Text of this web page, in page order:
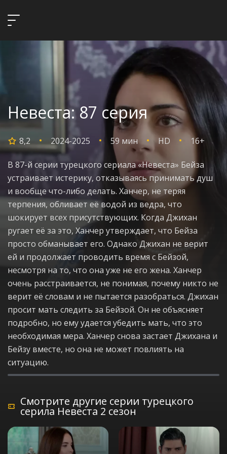
Невеста: 87 серия
8,2 2024-2025 59 мин HD 16+
В 87-й серии турецкого сериала «Невеста» Бейза
устраивает истерику, отказываясь принимать душ
и вообще что-либо делать. Ханчер, не теряя
терпения, обливает её водой из ведра, что
шокирует всех присутствующих. Когда Джихан
ругает её за это, Ханчер утверждает, что Бейза
просто обманывает его. Однако Джихан не верит
ей и продолжает проводить время с Бейзой,
несмотря на то, что она уже не его жена. Ханчер
очень расстраивается, не понимая, почему никто не
верит её словам и не пытается разобраться. Джихан
просит мать следить за Бейзой. Он не объясняет
подробно, но ему удается убедить мать, что это
необходимая мера. Ханчер снова застает Джихана и
Бейзу вместе, но она не может повлиять на
ситуацию.
Смотрите другие серии турецкого
серила Невеста 2 сезон